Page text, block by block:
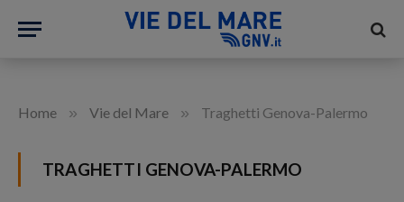
Home » Vie del Mare » Traghetti Genova-Palermo
TRAGHETTI GENOVA-PALERMO